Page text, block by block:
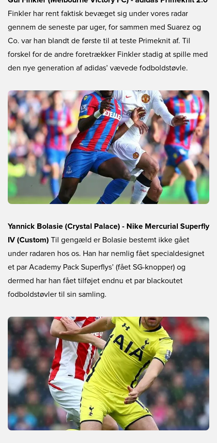
Finkler har rent faktisk bevæget sig under vores radar
gennem de seneste par uger, for sammen med Suarez og
Co. var han blandt de første til at teste Primeknit af. Til
forskel for de andre foretrækker Finkler stadig at spille med
den nye generation af adidas’ vævede fodboldstøvle.
Yannick Bolasie (Crystal Palace) - Nike Mercurial Superfly
IV (Custom) Til gengæld er Bolasie bestemt ikke gået
under radaren hos os. Han har nemlig fået specialdesignet
et par Academy Pack Superflys’ (fået SG-knopper) og
dermed har han fået tilføjet endnu et par blackoutet
fodboldstøvler til sin samling.